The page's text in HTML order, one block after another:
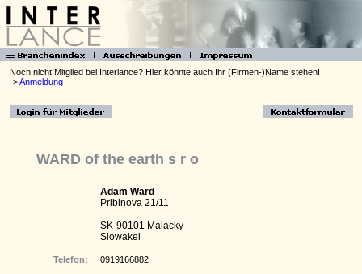
Noch nicht Mitglied bei Interlance? Hier könnte auch Ihr (Firmen-)Name stehen!
->Anmeldung
WARD of the earth s r o
Adam Ward
Pribinova 21/11
SK-90101 Malacky
Slowakei
Telefon: 0919166882